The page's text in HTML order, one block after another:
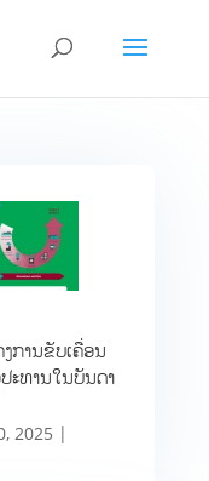
ການຂັບເຄື່ອນ
ະທານໃນບັນດາ
2025 |